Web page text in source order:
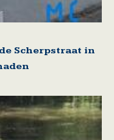
Scherpstraat in